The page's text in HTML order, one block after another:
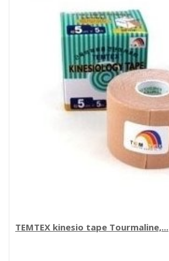
TEMTEX kinesio tape Tourmaline,...